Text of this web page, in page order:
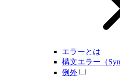
エラーとは
構文エラー（
例外